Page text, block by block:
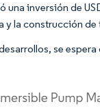
una inversión de
y la construcción
se